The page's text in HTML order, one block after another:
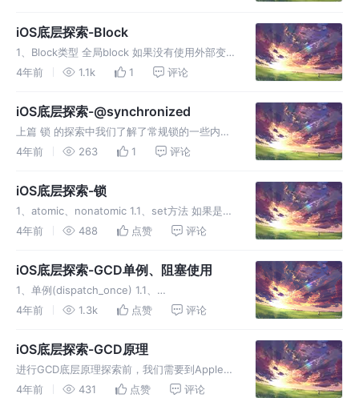
编译器的任务是解析源代码，会进行 词法分
析、语法分析、语义分析、
iOS底层探索-Block
1、Block类型 全局block 如果没有使用外部变
量，或者只使用全局变量或静态变量，则是全局
用，则是栈block 堆block 如果使用了外部
4年前 1.1k 1 评论
iOS底层探索-@synchronized
上篇 锁 的探索中我们了解了常规锁的一些内
容，但开发中最便捷的还是@synchronized，
一个篇章 1、查看转译文件 我们准备一个简单的
@synchro
4年前 263 1 评论
iOS底层探索-锁
1、atomic、nonatomic 1.1、set方法 如果是
atomic属性，进行set前会进行加锁，set后解
前会进行加锁 小结 ato
4年前 488 点赞 评论
iOS底层探索-GCD单例、阻塞使用
1、单例(dispatch_once) 1.1、
dispatch_once_f 1.2、
DLOCK_ONCE_UNLOCKED代表还未被执行过
4年前 1.3k 点赞 评论
iOS底层探索-GCD原理
进行GCD底层原理探索前，我们需要到Apple官
网的 Source Browser 下载GCD源码 1、
4年前 431 点赞 评论